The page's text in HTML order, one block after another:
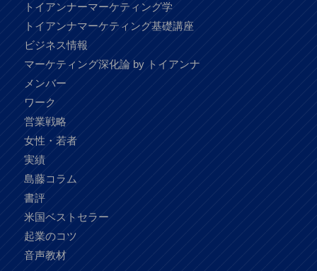
トイアンナーマーケティング学
トイアンナマーケティング基礎講座
ビジネス情報
マーケティング深化論 by トイアンナ
メンバー
ワーク
営業戦略
女性・若者
実績
島藤コラム
書評
米国ベストセラー
起業のコツ
音声教材